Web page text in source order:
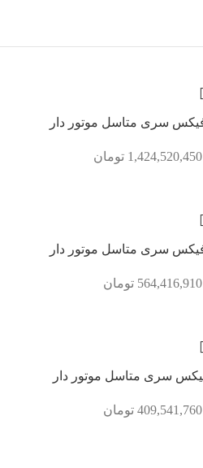
1,424,520,450 تومان
564,416,910 تومان
409,541,760 تومان